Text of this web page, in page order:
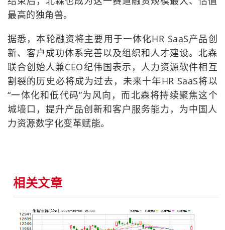
最高的独角兽。
据悉，本轮融资将主要用于一体化HR SaaS产品创
新、客户成功体系完善以及组织和人才建设。北森
联合创始人兼CEO纪伟国表示，人力资源软件相互
割裂的历史必将成为过去，未来十年HR SaaS将以
“一体化和低代码”为风向，而北森将持续聚焦这个
城墙口，提升产品创新和客户服务能力，为中国人
力资源数字化变革赋能。
相关文章